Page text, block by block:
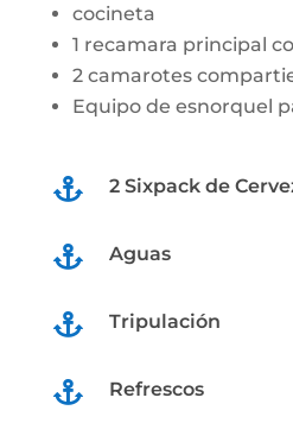
cocineta
1 recamara principal
2 camarotes
Equipo de esnorquel
 2 Sixpack de
 Aguas
 Tripulación
 Refrescos